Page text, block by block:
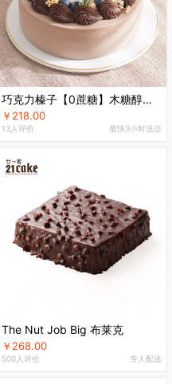
巧克力榛子【0蔗糖】木糖醇物奶油蛋糕
￥218.00
13人评价 最快3小时送达
The Nut Job Big 布莱克
￥268.00
500人评价 专人配送